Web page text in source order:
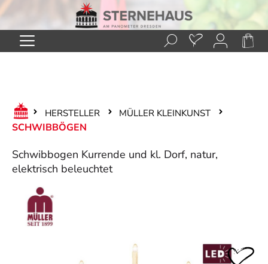
Zum Hauptinhalt springen
HERSTELLER MÜLLER KLEINKUNST
SCHWIBBÖGEN
Schwibbogen Kurrende und kl. Dorf, natur,
elektrisch beleuchtet